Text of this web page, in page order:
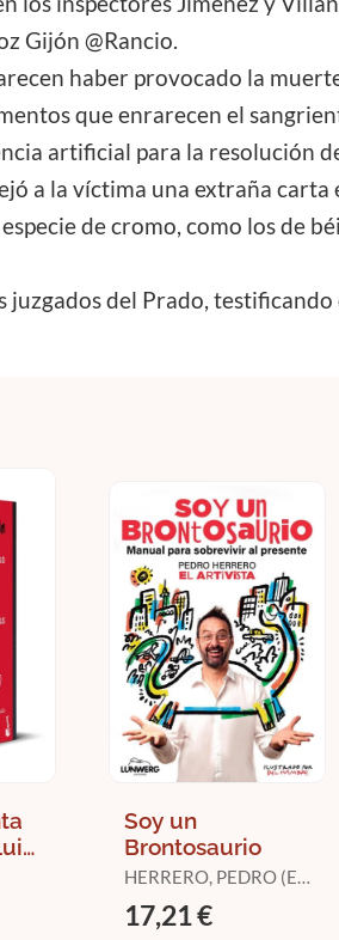
Gijón @Rancio.
haber provocado la
que enrarecen el
artificial para la resolución
a la víctima una extraña carta
de cromo, como los de
del Prado,
Soy un
Brontosaurio
HERRERO, PEDRO (EL
17,21 €